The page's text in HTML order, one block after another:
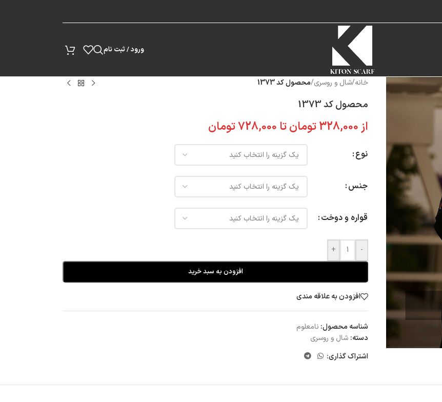
ورود / ثبت نام
خانه/شال و روسری/محصول کد 1373
محصول کد 1373
از328,000تومانتا 728,000تومان
نوع
جنس
قواره و دوخت
-
+
افزودن به سبد خرید
افزودن به علاقه مندی
شناسه محصول: نامعلوم
دسته: شال و روسری
اشتراک گذاری: